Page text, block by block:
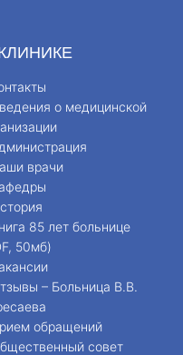
о медицинской
врачи
85 лет больнице
50мб)
– Больница В.В.
обращений
совет